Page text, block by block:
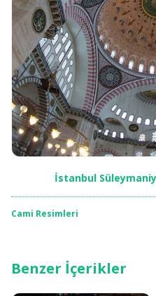
İstanbul
Cami Resimleri
Benzer İçerikler